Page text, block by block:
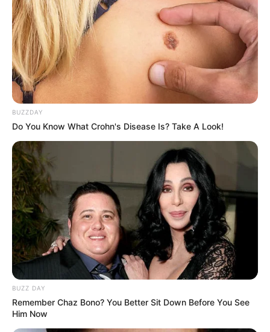
Musik
BUZZDAY
Do You Know What Crohn's Disease Is? Take A Look!
BUZZ DAY
Remember Chaz Bono? You Better Sit Down Before You See
Him Now